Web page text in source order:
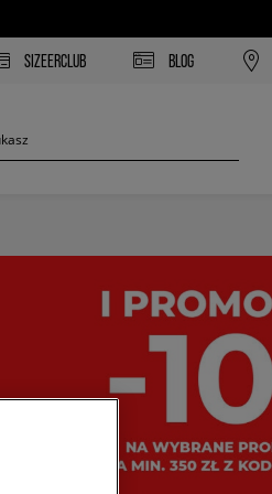
SIZEERCLUB BLOG